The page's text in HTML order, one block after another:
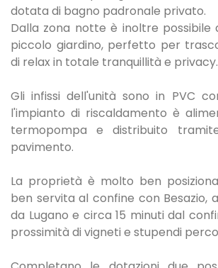
dotata di bagno padronale privato.
Dalla zona notte è inoltre possibile
piccolo giardino, perfetto per
di relax in totale tranquillità e privacy.
Gli infissi dell'unità sono in PVC
l'impianto di riscaldamento è
termopompa e distribuito
pavimento.
La proprietà è molto ben
ben servita al confine con Besazio,
da Lugano e circa 15 minuti dal
prossimità di vigneti e stupendi